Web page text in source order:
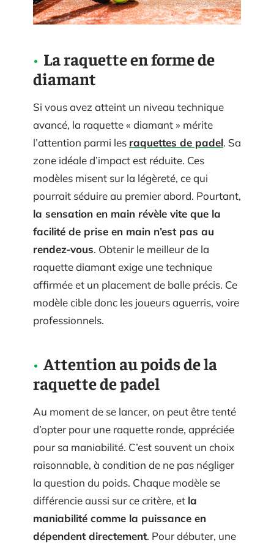
La raquette en forme de
diamant
Si vous avez atteint un niveau technique
avancé, la raquette « diamant » mérite
l’attention parmi les raquettes de padel. Sa
zone idéale d’impact est réduite. Ces
modèles misent sur la légèreté, ce qui
pourrait séduire au premier abord. Pourtant,
la sensation en main révèle vite que la
facilité de prise en main n’est pas au
rendez-vous. Obtenir le meilleur de la
raquette diamant exige une technique
affirmée et un placement de balle précis. Ce
modèle cible donc les joueurs aguerris, voire
professionnels.
Attention au poids de la
raquette de padel
Au moment de se lancer, on peut être tenté
d’opter pour une raquette ronde, appréciée
pour sa maniabilité. C’est souvent un choix
raisonnable, à condition de ne pas négliger
la question du poids. Chaque modèle se
différencie aussi sur ce critère, et la
maniabilité comme la puissance en
dépendent directement. Pour débuter, une